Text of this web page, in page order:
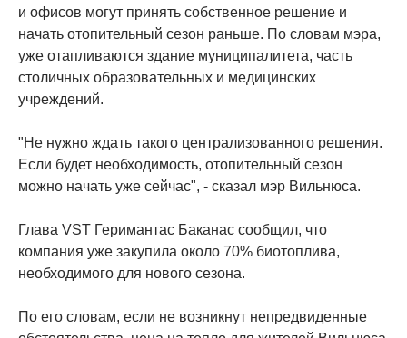
и офисов могут принять собственное решение и
начать отопительный сезон раньше. По словам мэра,
уже отапливаются здание муниципалитета, часть
столичных образовательных и медицинских
учреждений.
"Не нужно ждать такого централизованного решения.
Если будет необходимость, отопительный сезон
можно начать уже сейчас", - сказал мэр Вильнюса.
Глава VST Геримантас Баканас сообщил, что
компания уже закупила около 70% биотоплива,
необходимого для нового сезона.
По его словам, если не возникнут непредвиденные